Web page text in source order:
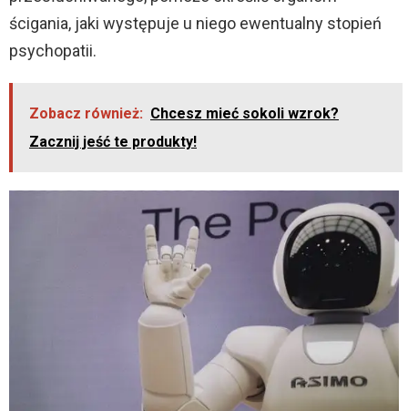
ścigania, jaki występuje u niego ewentualny stopień
psychopatii.
Zobacz również: Chcesz mieć sokoli wzrok?
Zacznij jeść te produkty!